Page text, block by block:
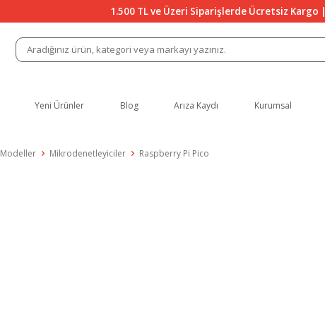
1.500 TL ve Üzeri Siparişlerde Ücretsiz Kargo
Yeni Ürünler Blog Arıza Kaydı Kurumsal
Modeller Mikrodenetleyiciler Raspberry Pi Pico